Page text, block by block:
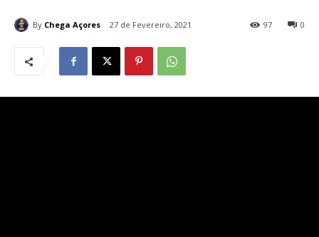
By Chega Açores 27 de Fevereiro, 2021 0
97